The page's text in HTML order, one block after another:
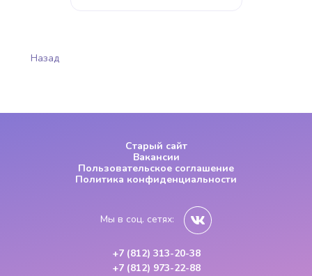
Назад
Старый сайт
Вакансии
Пользовательское соглашение
Политика конфиденциальности
Мы в соц. сетях:
+7 (812) 313-20-38
+7 (812) 973-22-88